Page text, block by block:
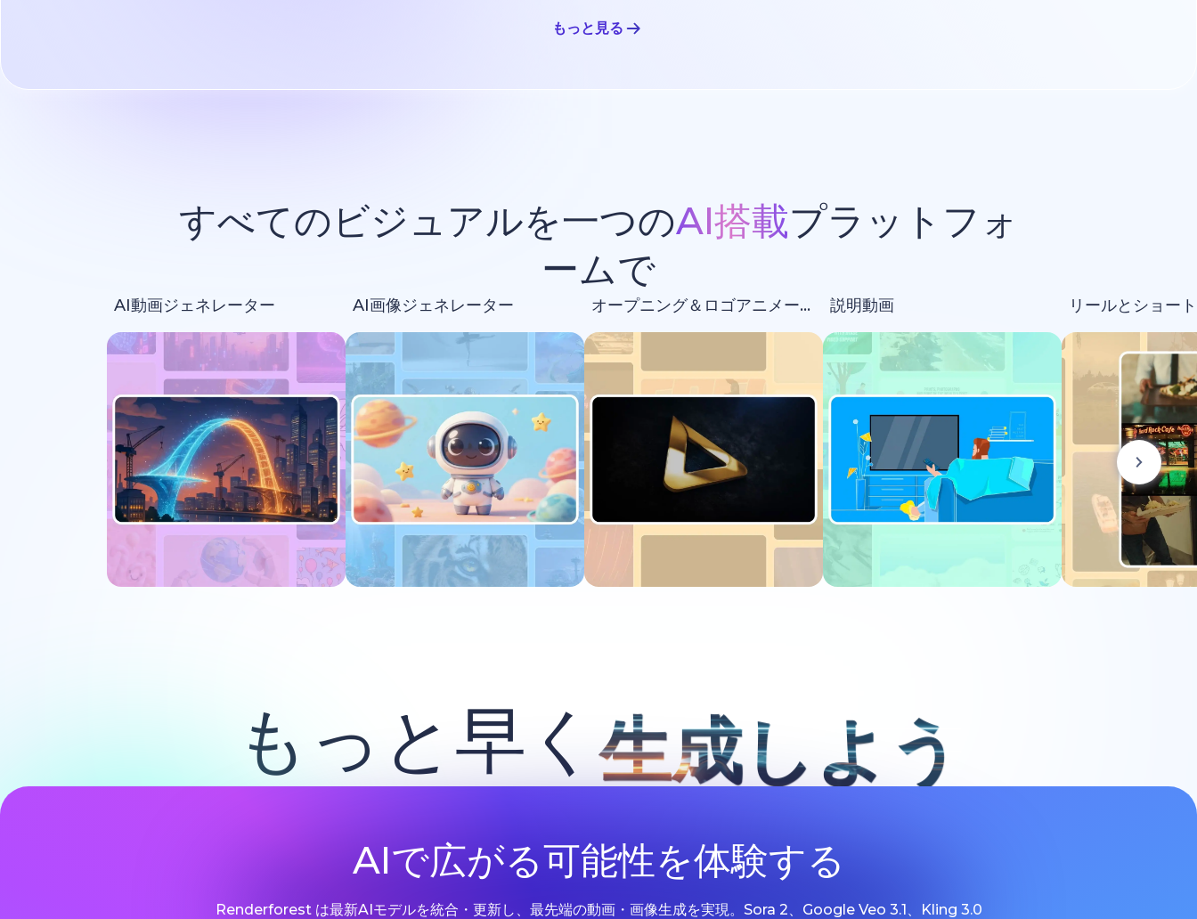
もっと見る
すべてのビジュアルを一つのAI搭載プラットフォ
ームで
AI動画ジェネレーター AI画像ジェネレーター オープニング＆ロゴアニメーション 説明動画 リールとショート
もっと早く生成しよう
AIで広がる可能性を体験する
Renderforest は最新AIモデルを統合・更新し、最先端の動画・画像生成を実現。Sora 2、Google Veo 3.1、Kling 3.0